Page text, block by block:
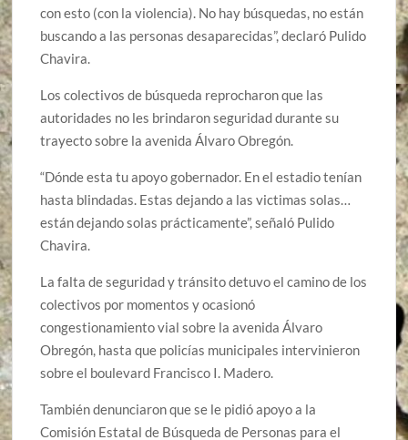
con esto (con la violencia). No hay búsquedas, no están
buscando a las personas desaparecidas”, declaró Pulido
Chavira.
Los colectivos de búsqueda reprocharon que las
autoridades no les brindaron seguridad durante su
trayecto sobre la avenida Álvaro Obregón.
“Dónde esta tu apoyo gobernador. En el estadio tenían
hasta blindadas. Estas dejando a las victimas solas…
están dejando solas prácticamente”, señaló Pulido
Chavira.
La falta de seguridad y tránsito detuvo el camino de los
colectivos por momentos y ocasionó
congestionamiento vial sobre la avenida Álvaro
Obregón, hasta que policías municipales intervinieron
sobre el boulevard Francisco I. Madero.
También denunciaron que se le pidió apoyo a la
Comisión Estatal de Búsqueda de Personas para el